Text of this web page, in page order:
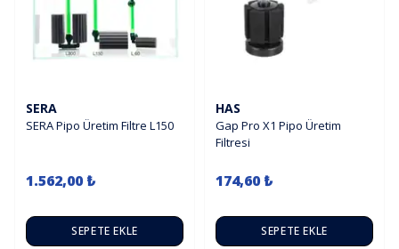
SERA
SERA Pipo Üretim Filtre L150
1.562,00 ₺
SEPETE EKLE
HAS
Gap Pro X1 Pipo Üretim
Filtresi
174,60 ₺
SEPETE EKLE